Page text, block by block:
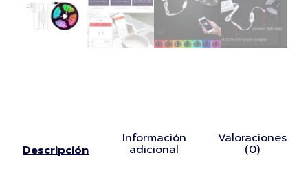
Descripción
Información
adicional
Valoraciones
(0)